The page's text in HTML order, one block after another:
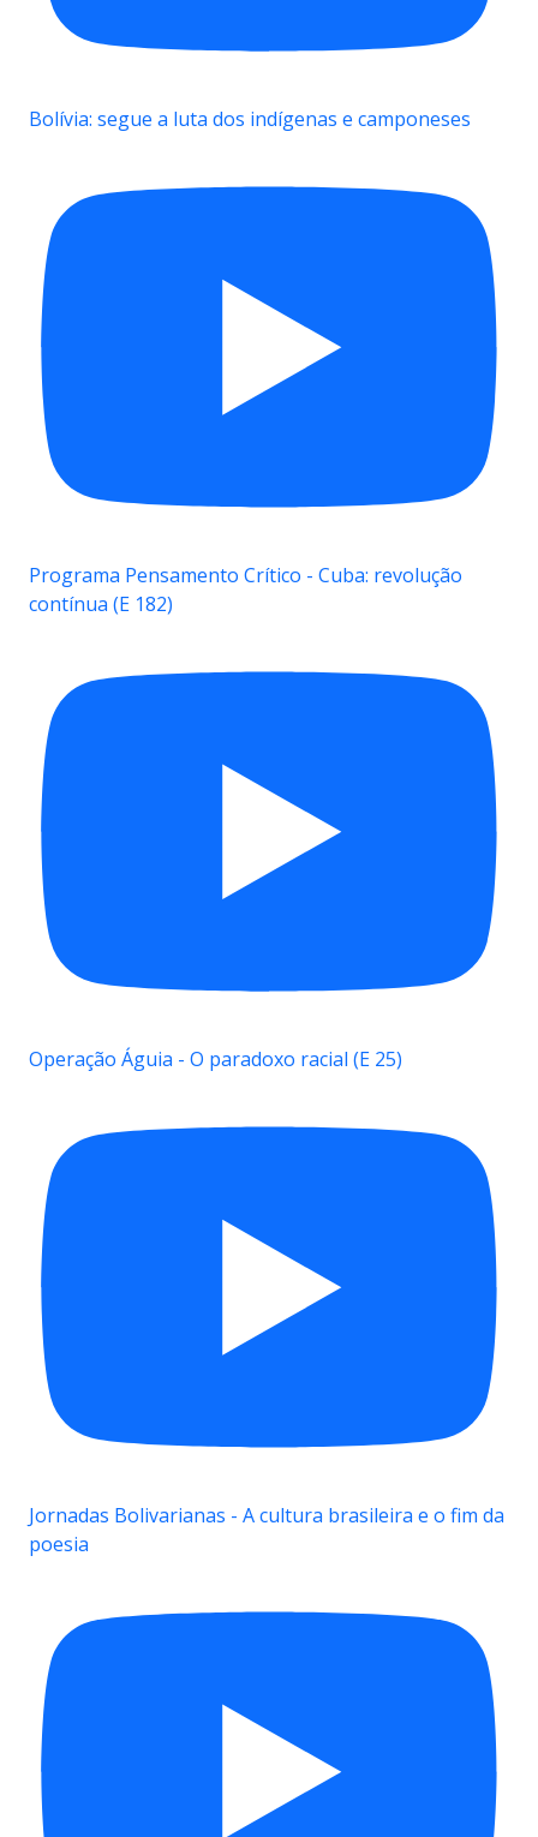
Bolívia: segue a luta dos indígenas e camponeses
Programa Pensamento Crítico - Cuba: revolução
contínua (E 182)
Operação Águia - O paradoxo racial (E 25)
Jornadas Bolivarianas - A cultura brasileira e o fim da
poesia